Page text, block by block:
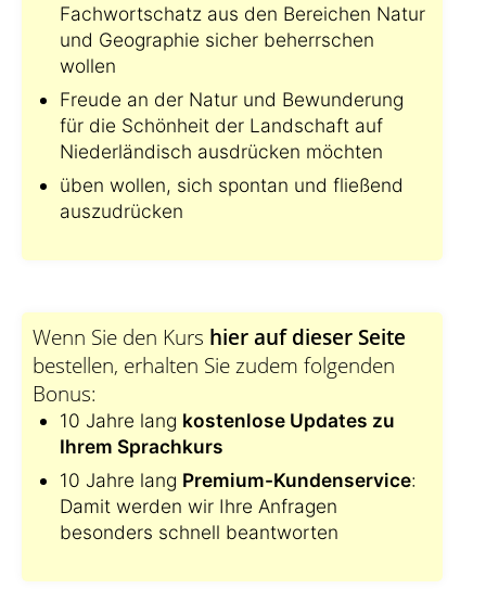
Fachwortschatz aus den Bereichen Natur
und Geographie sicher beherrschen
wollen
Freude an der Natur und Bewunderung
für die Schönheit der Landschaft auf
Niederländisch ausdrücken möchten
üben wollen, sich spontan und fließend
auszudrücken
Wenn Sie den Kurs hier auf dieser Seite
bestellen, erhalten Sie zudem folgenden
Bonus:
10 Jahre lang kostenlose Updates zu
Ihrem Sprachkurs
10 Jahre lang Premium-Kundenservice:
Damit werden wir Ihre Anfragen
besonders schnell beantworten